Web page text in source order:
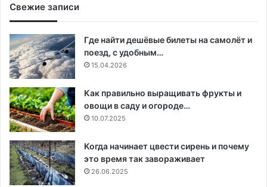
Свежие записи
Где найти дешёвые билеты на самолёт и
поезд, с удобным…
15.04.2026
Как правильно выращивать фрукты и
овощи в саду и огороде…
10.07.2025
Когда начинает цвести сирень и почему
это время так завораживает
26.06.2025